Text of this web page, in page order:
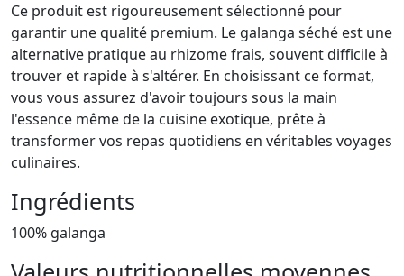
Ce produit est rigoureusement sélectionné pour
garantir une qualité premium. Le galanga séché est une
alternative pratique au rhizome frais, souvent difficile à
trouver et rapide à s'altérer. En choisissant ce format,
vous vous assurez d'avoir toujours sous la main
l'essence même de la cuisine exotique, prête à
transformer vos repas quotidiens en véritables voyages
culinaires.
Ingrédients
100% galanga